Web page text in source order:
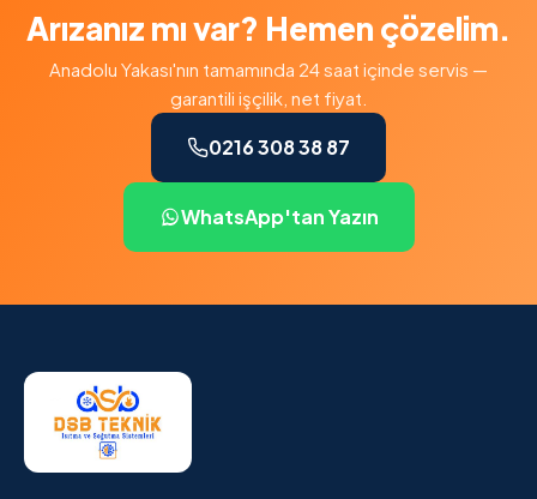
Arızanız mı var? Hemen çözelim.
Anadolu Yakası'nın tamamında 24 saat içinde servis —
garantili işçilik, net fiyat.
0216 308 38 87
WhatsApp'tan Yazın